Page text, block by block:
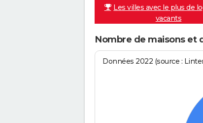
Les villes avec le plus de
vacants
Nombre de maisons et
Données 2022 (source :